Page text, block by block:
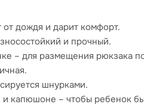
дождя и дарит комфорт.
и прочный.
– для размещения рюкзака
шнурками.
капюшоне – чтобы ребенок